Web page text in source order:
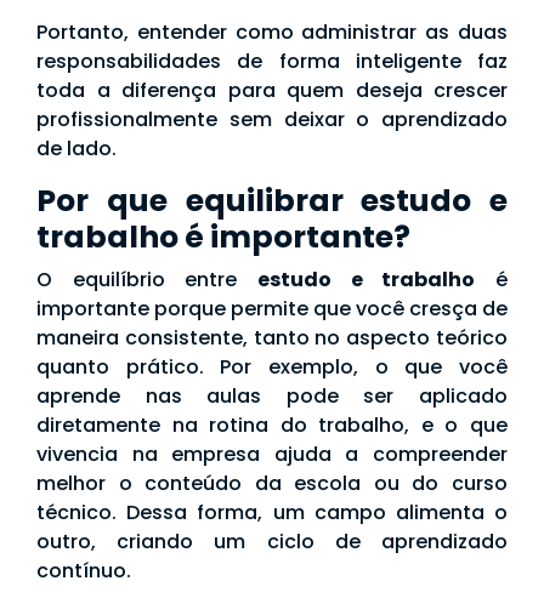
Portanto, entender como administrar as duas
responsabilidades de forma inteligente faz
toda a diferença para quem deseja crescer
profissionalmente sem deixar o aprendizado
de lado.
Por que equilibrar estudo e
trabalho é importante?
O equilíbrio entre estudo e trabalho é
importante porque permite que você cresça de
maneira consistente, tanto no aspecto teórico
quanto prático. Por exemplo, o que você
aprende nas aulas pode ser aplicado
diretamente na rotina do trabalho, e o que
vivencia na empresa ajuda a compreender
melhor o conteúdo da escola ou do curso
técnico. Dessa forma, um campo alimenta o
outro, criando um ciclo de aprendizado
contínuo.